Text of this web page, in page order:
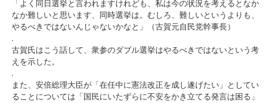
「よく同日選挙と言われますけれども、私は今の状況を考えるとなか
なか難しいと思います、同時選挙は。むしろ、難しいというよりも、
やるべきではないんじゃないかなと」（古賀元自民党幹事長）
.
古賀氏はこう話して、衆参のダブル選挙はやるべきではないという考
えを示した。
.
また、安倍総理大臣が「在任中に憲法改正を成し遂げたい」としてい
ることについては「国民にいたずらに不安をかき立てる発言は困る」